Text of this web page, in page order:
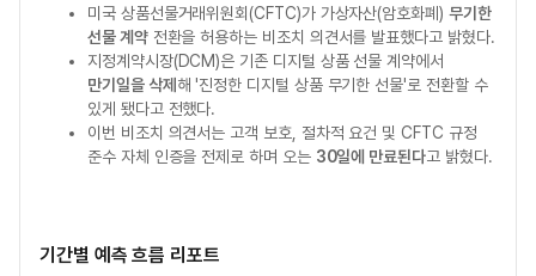
미국 상품선물거래위원회(CFTC)가 가상자산(암호화폐) 무기한
선물 계약전환을 허용하는 비조치 의견서를 발표했다고 밝혔다.
지정계약시장(DCM)은 기존 디지털 상품 선물 계약에서
만기일을 삭제 해 '진정한 디지털 상품 무기한 선물'로 전환할 수
있게 됐다고 전했다.
이번 비조치 의견서는 고객 보호, 절차적 요건 및 CFTC 규정
준수 자체 인증을 전제로 하며 오는 30일에 만료된다고 밝혔다.
기간별 예측 흐름 리포트